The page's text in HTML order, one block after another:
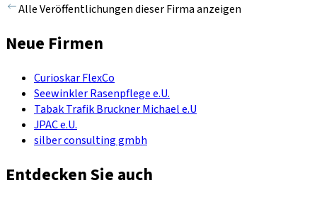
Alle Veröffentlichungen dieser Firma anzeigen
Neue Firmen
Curioskar FlexCo
Seewinkler Rasenpflege e.U.
Tabak Trafik Bruckner Michael e.U
JPAC e.U.
silber consulting gmbh
Entdecken Sie auch